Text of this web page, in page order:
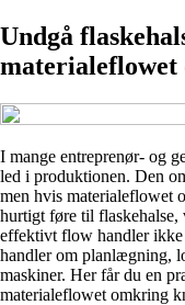
Undgå
materialeflowet
I mange entreprenør- og
led i produktionen. Den
men hvis materialeflowet
hurtigt føre til
effektivt flow handler ikke
handler om planlægning,
maskiner. Her får du en
materialeflowet omkring